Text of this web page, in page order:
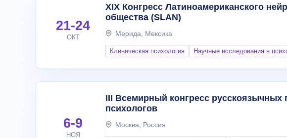
21-24
ОКТ
XIX Конгресс Латиноамериканского
общества (SLAN)
Мерида, Мексика
Клиническая психология Научные исследования в
6-9
НОЯ
III Всемирный конгресс русскоязычных
психологов
Москва, Россия